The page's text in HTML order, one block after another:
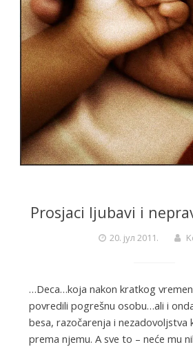
Prosjaci ljubavi i
20. јул 2011.
…Deca…koja nakon kratkog
povredili pogrešnu osobu…ali i
besa, razočarenja i nezadovoljstva
prema njemu. A sve to – neće mu